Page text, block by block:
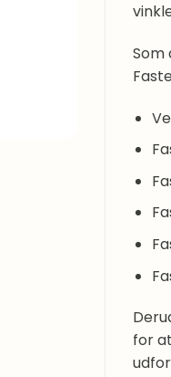
Som
for